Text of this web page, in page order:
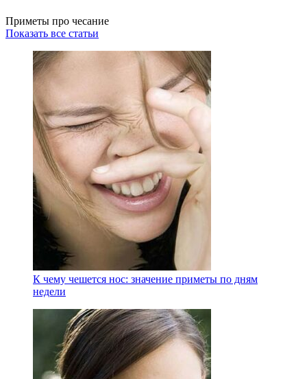
Приметы про чесание
Показать все статьи
К чему чешется нос: значение приметы по дням
недели